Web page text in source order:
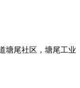
塘尾社区，塘尾工业